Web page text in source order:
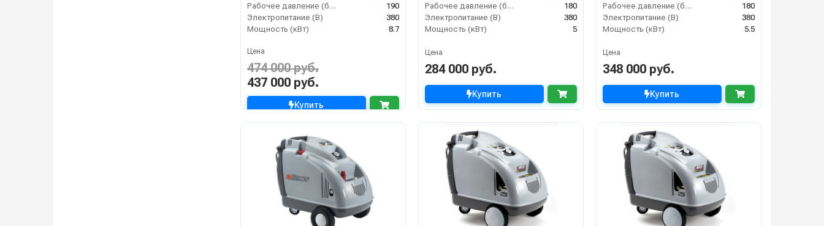
Рабочее давление (бар)
190
Электропитание (В)
380
Мощность (кВт)
8.7
Цена
474 000 руб.
437 000 руб.
Купить
Рабочее давление (бар)
180
Электропитание (В)
380
Мощность (кВт)
5
Цена
284 000 руб.
Купить
Рабочее давление (бар)
180
Электропитание (В)
380
Мощность (кВт)
5.5
Цена
348 000 руб.
Купить